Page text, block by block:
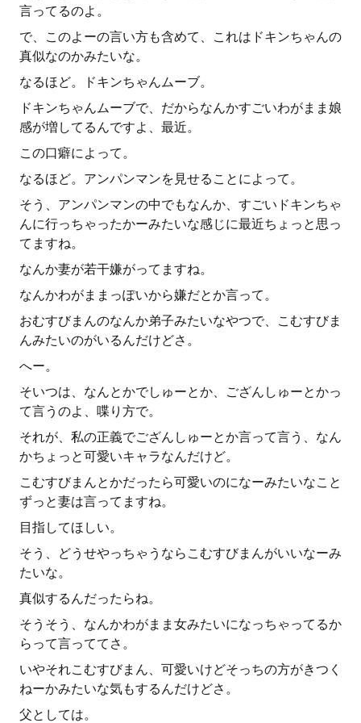
言ってるのよ。
で、このよーの言い方も含めて、これはドキンちゃんの
真似なのかみたいな。
なるほど。ドキンちゃんムーブ。
ドキンちゃんムーブで、だからなんかすごいわがまま娘
感が増してるんですよ、最近。
この口癖によって。
なるほど。アンパンマンを見せることによって。
そう、アンパンマンの中でもなんか、すごいドキンちゃ
んに行っちゃったかーみたいな感じに最近ちょっと思っ
てますね。
なんか妻が若干嫌がってますね。
なんかわがままっぽいから嫌だとか言って。
おむすびまんのなんか弟子みたいなやつで、こむすびま
んみたいのがいるんだけどさ。
へー。
そいつは、なんとかでしゅーとか、ござんしゅーとかっ
て言うのよ、喋り方で。
それが、私の正義でござんしゅーとか言って言う、なん
かちょっと可愛いキャラなんだけど。
こむすびまんとかだったら可愛いのになーみたいなこと
ずっと妻は言ってますね。
目指してほしい。
そう、どうせやっちゃうならこむすびまんがいいなーみ
たいな。
真似するんだったらね。
そうそう、なんかわがまま女みたいになっちゃってるか
らって言っててさ。
いやそれこむすびまん、可愛いけどそっちの方がきつく
ねーかみたいな気もするんだけどさ。
父としては。